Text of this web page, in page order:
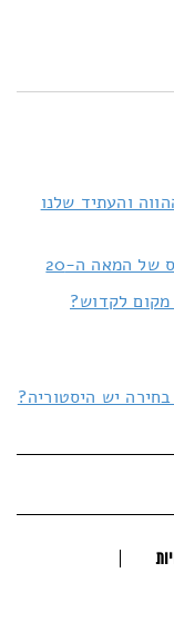
והעתיד שלנו
מקום לקדוש?
יש היסטוריה?